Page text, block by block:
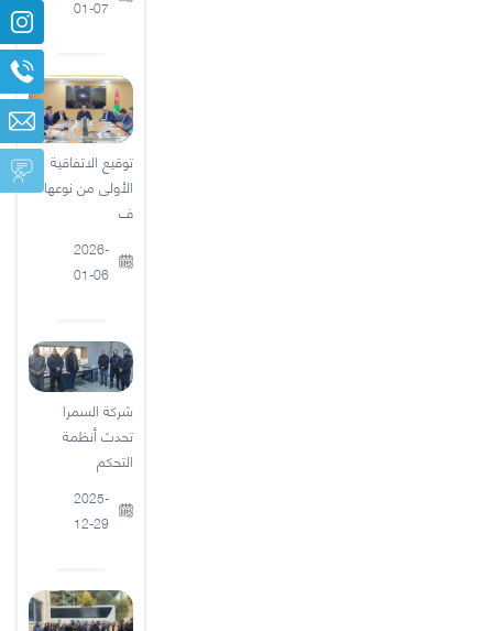
01-07
توقيع الاتفاقية
الأولى من نوعها
ف
2026-
01-06
شركة السمرا
تحدث أنظمة
التحكم
2025-
12-29